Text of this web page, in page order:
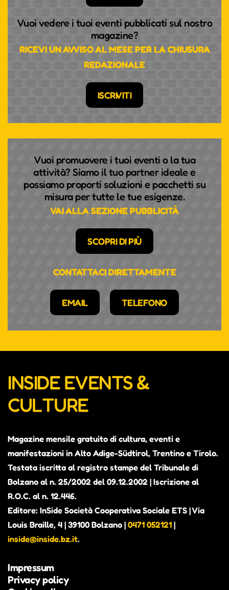
Vuoi vedere i tuoi eventi pubblicati sul nostro
magazine?
RICEVI UN AVVISO AL MESE PER LA CHIUSURA
REDAZIONALE
ISCRIVITI
Vuoi promuovere i tuoi eventi o la tua
attività? Siamo il tuo partner ideale e
possiamo proporti soluzioni e pacchetti su
misura per tutte le tue esigenze.
VAI ALLA SEZIONE PUBBLICITÀ
SCOPRI DI PIÙ
CONTATTACI DIRETTAMENTE
EMAIL TELEFONO
INSIDE EVENTS &
CULTURE
Magazine mensile gratuito di cultura, eventi e
manifestazioni in Alto Adige-Südtirol, Trentino e Tirolo.
Testata iscritta al registro stampe del Tribunale di
Bolzano al n. 25/2002 del 09.12.2002 | Iscrizione al
R.O.C. al n. 12.446.
Editore: InSide Società Cooperativa Sociale ETS | Via
Louis Braille, 4 | 39100 Bolzano | 0471 052121 |
inside@inside.bz.it.
Impressum
Privacy policy